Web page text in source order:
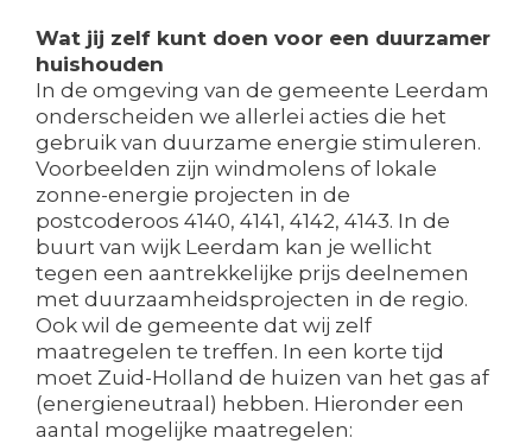
Wat jij zelf kunt doen voor een duurzamer
huishouden
In de omgeving van de gemeente Leerdam
onderscheiden we allerlei acties die het
gebruik van duurzame energie stimuleren.
Voorbeelden zijn windmolens of lokale
zonne-energie projecten in de
postcoderoos 4140, 4141, 4142, 4143. In de
buurt van wijk Leerdam kan je wellicht
tegen een aantrekkelijke prijs deelnemen
met duurzaamheidsprojecten in de regio.
Ook wil de gemeente dat wij zelf
maatregelen te treffen. In een korte tijd
moet Zuid-Holland de huizen van het gas af
(energieneutraal) hebben. Hieronder een
aantal mogelijke maatregelen: